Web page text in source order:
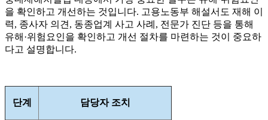
을 확인하고 개선하는 것입니다. 고용노동부 해설서도 재해 이
력, 종사자 의견, 동종업계 사고 사례, 전문가 진단 등을 통해
유해·위험요인을 확인하고 개선 절차를 마련하는 것이 중요하
다고 설명합니다.
단계 담당자 조치